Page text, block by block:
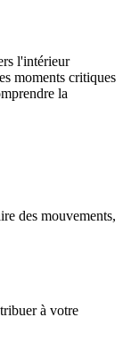
l'intérieur
moments critiques
la
des mouvements,
à votre